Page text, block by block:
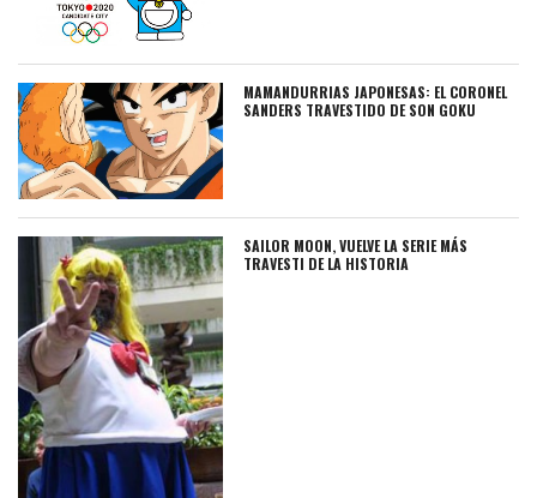
MAMANDURRIAS JAPONESAS: EL CORONEL
SANDERS TRAVESTIDO DE SON GOKU
SAILOR MOON, VUELVE LA SERIE MÁS
TRAVESTI DE LA HISTORIA